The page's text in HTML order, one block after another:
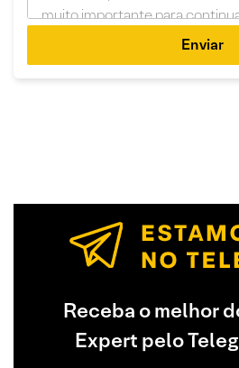
Enviar
Receba o melhor
Expert pelo